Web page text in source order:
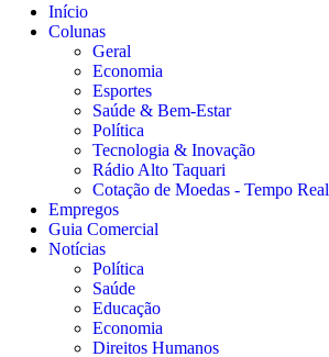
Início
Colunas
Geral
Economia
Esportes
Saúde & Bem-Estar
Política
Tecnologia & Inovação
Rádio Alto Taquari
Cotação de Moedas - Tempo Real
Empregos
Guia Comercial
Notícias
Política
Saúde
Educação
Economia
Direitos Humanos